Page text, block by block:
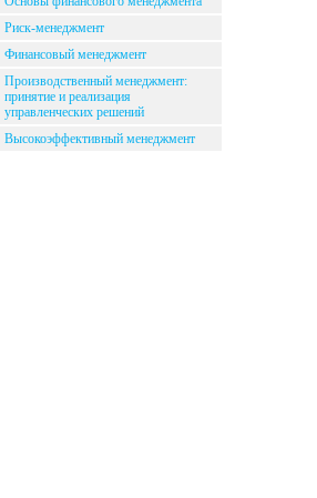
Риск-менеджмент
Финансовый менеджмент
Производственный менеджмент:
принятие и реализация
управленческих решений
Высокоэффективный менеджмент